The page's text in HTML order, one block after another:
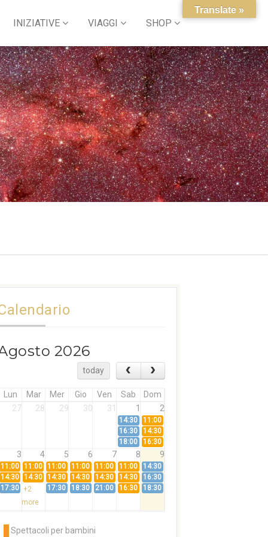
INIZIATIVE VIAGGI SHOP
2026
today
Lun Mar Mer Gio Ven Sab
Dom
27
28 29 30 31 1 2
14:30
11:00
16:30
14:30
18:00
16:30
3 4 5 6 7 8 9
11:00 11:00 11:00 11:00 11:00 11:00
14:30
14:30 14:30 14:30 14:30 14:30 14:30
16:30
17:30 +2
more
17:30 18:30 21:00 16:30 18:30
11:00Spettacoli per bambini
Translate »